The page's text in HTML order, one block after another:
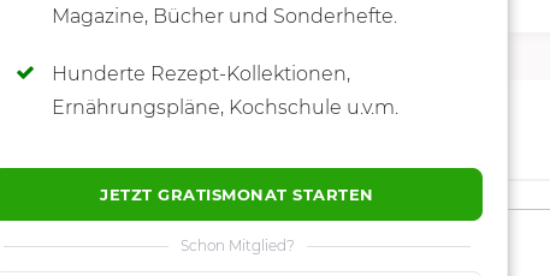
Magazine, Bücher und Sonderhefte.
Hunderte Rezept-Kollektionen,
Ernährungspläne, Kochschule u.v.m.
JETZT GRATISMONAT STARTEN
Schon Mitglied?